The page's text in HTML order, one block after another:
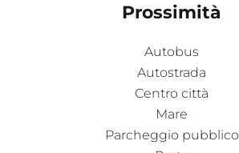
Prossimità
Autobus
Autostrada
Centro città
Mare
Parcheggio pubblico